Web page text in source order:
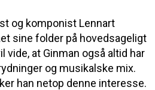
og komponist Lennart
sine folder på hovedsageligt
at Ginman også altid har
og musikalske mix.
han netop denne interesse.